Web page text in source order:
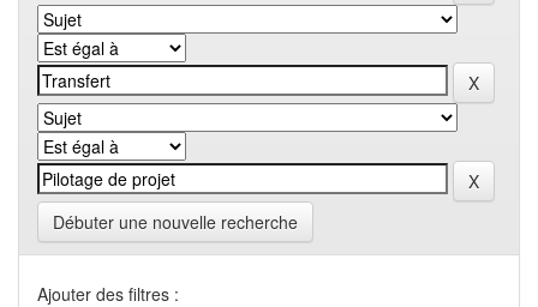
Débuter une nouvelle recherche
Ajouter des filtres :